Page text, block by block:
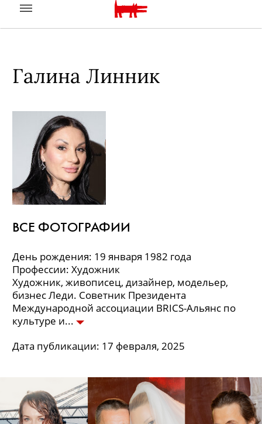
Галина Линник
ВСЕ ФОТОГРАФИИ
День рождения: 19 января 1982 года
Профессии: Художник
Художник, живописец, дизайнер, модельер,
бизнес Леди. Советник Президента
Международной ассоциации BRICS-Альянс по
культуре и
Дата публикации: 17 февраля, 2025